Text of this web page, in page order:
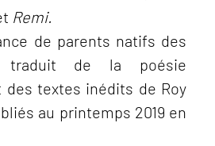
Remi.
de parents natifs des
traduit de la poésie
des textes inédits de Roy
au printemps 2019 en